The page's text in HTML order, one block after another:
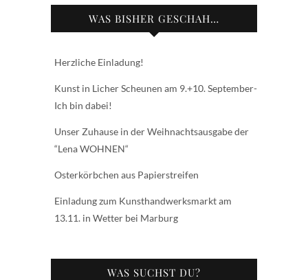
WAS BISHER GESCHAH…
Herzliche Einladung!
Kunst in Licher Scheunen am 9.+10. September-
Ich bin dabei!
Unser Zuhause in der Weihnachtsausgabe der
“Lena WOHNEN“
Osterkörbchen aus Papierstreifen
Einladung zum Kunsthandwerksmarkt am
13.11. in Wetter bei Marburg
WAS SUCHST DU?